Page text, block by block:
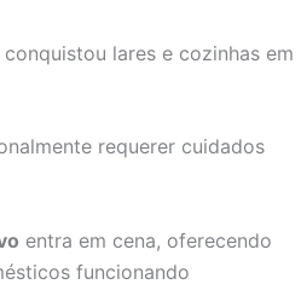
lares e cozinhas em
requerer cuidados
entra em cena, oferecendo
funcionando